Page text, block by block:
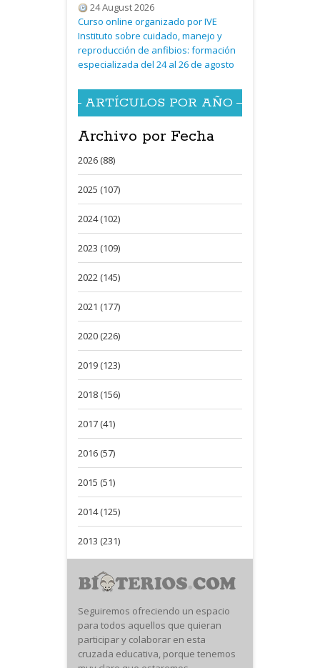
24 August 2026
Curso online organizado por IVE
Instituto sobre cuidado, manejo y
reproducción de anfibios: formación
especializada del 24 al 26 de agosto
ARTÍCULOS POR AÑO
Archivo por Fecha
2026 (88)
2025 (107)
2024 (102)
2023 (109)
2022 (145)
2021 (177)
2020 (226)
2019 (123)
2018 (156)
2017 (41)
2016 (57)
2015 (51)
2014 (125)
2013 (231)
Seguiremos ofreciendo un espacio
para todos aquellos que quieran
participar y colaborar en esta
cruzada educativa, porque tenemos